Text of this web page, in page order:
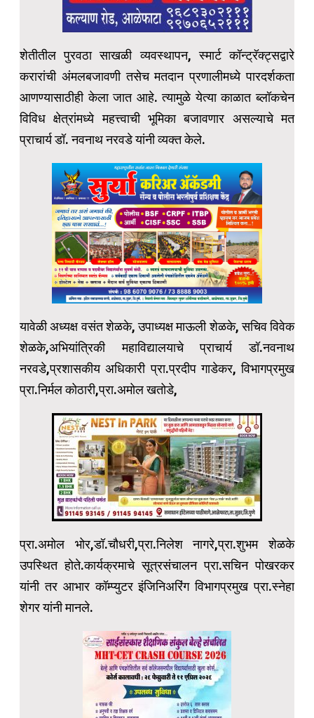
शेतीतील पुरवठा साखळी व्यवस्थापन, स्मार्ट कॉन्ट्रॅक्ट्सद्वारे
करारांची अंमलबजावणी तसेच मतदान प्रणालीमध्ये पारदर्शकता
आणण्यासाठीही केला जात आहे. त्यामुळे येत्या काळात ब्लॉकचेन
विविध क्षेत्रांमध्ये महत्त्वाची भूमिका बजावणार असल्याचे मत
प्राचार्य डॉ. नवनाथ नरवडे यांनी व्यक्त केले.
यावेळी अध्यक्ष वसंत शेळके, उपाध्यक्ष माऊली शेळके, सचिव विवेक
शेळके,अभियांत्रिकी महाविद्यालयाचे प्राचार्य डॉ.नवनाथ
नरवडे,प्रशासकीय अधिकारी प्रा.प्रदीप गाडेकर, विभागप्रमुख
प्रा.निर्मल कोठारी,प्रा.अमोल खतोडे,
प्रा.अमोल भोर,डॉ.चौधरी,प्रा.निलेश नागरे,प्रा.शुभम शेळके
उपस्थित होते.कार्यक्रमाचे सूत्रसंचालन प्रा.सचिन पोखरकर
यांनी तर आभार कॉम्प्युटर इंजिनिअरिंग विभागप्रमुख प्रा.स्नेहा
शेगर यांनी मानले.